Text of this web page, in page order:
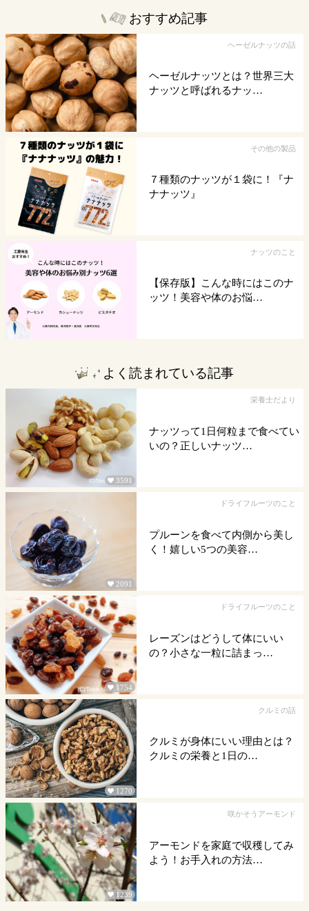
おすすめ記事
ヘーゼルナッツの話
ヘーゼルナッツとは？世界三大
ナッツと呼ばれるナッ…
その他の製品
７種類のナッツが１袋に！『ナ
ナナッツ』
ナッツのこと
【保存版】こんな時にはこのナ
ッツ！美容や体のお悩…
よく読まれている記事
 3591
栄養士だより
ナッツって1日何粒まで食べてい
いの？正しいナッツ…
 2091
ドライフルーツのこと
プルーンを食べて内側から美し
く！嬉しい5つの美容…
 1754
ドライフルーツのこと
レーズンはどうして体にいい
の？小さな一粒に詰まっ…
 1270
クルミの話
クルミが身体にいい理由とは？
クルミの栄養と1日の…
 1239
咲かそうアーモンド
アーモンドを家庭で収穫してみ
よう！お手入れの方法…